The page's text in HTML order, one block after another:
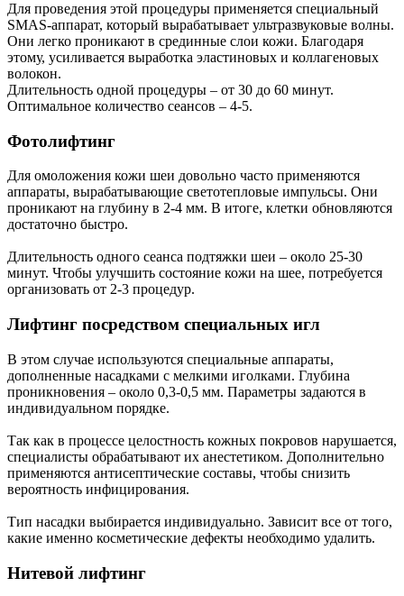
Для проведения этой процедуры применяется специальный
SMAS-аппарат, который вырабатывает ультразвуковые волны.
Они легко проникают в срединные слои кожи. Благодаря
этому, усиливается выработка эластиновых и коллагеновых
волокон.
Длительность одной процедуры – от 30 до 60 минут.
Оптимальное количество сеансов – 4-5.
Фотолифтинг
Для омоложения кожи шеи довольно часто применяются
аппараты, вырабатывающие светотепловые импульсы. Они
проникают на глубину в 2-4 мм. В итоге, клетки обновляются
достаточно быстро.
Длительность одного сеанса подтяжки шеи – около 25-30
минут. Чтобы улучшить состояние кожи на шее, потребуется
организовать от 2-3 процедур.
Лифтинг посредством специальных игл
В этом случае используются специальные аппараты,
дополненные насадками с мелкими иголками. Глубина
проникновения – около 0,3-0,5 мм. Параметры задаются в
индивидуальном порядке.
Так как в процессе целостность кожных покровов нарушается,
специалисты обрабатывают их анестетиком. Дополнительно
применяются антисептические составы, чтобы снизить
вероятность инфицирования.
Тип насадки выбирается индивидуально. Зависит все от того,
какие именно косметические дефекты необходимо удалить.
Нитевой лифтинг